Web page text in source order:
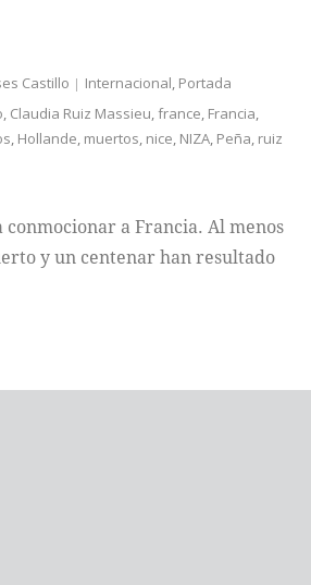
Castillo Internacional, Portada
, Claudia Ruiz Massieu,france, Francia,
, Hollande, muertos, nice, NIZA, Peña, ruiz
a Francia. Al menos
y un centenar han resultado